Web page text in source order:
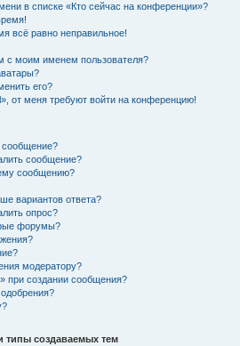
в списке «Кто сейчас на конференции»?
всё равно неправильное!
с моим именем пользователя?
его?
от меня требуют войти на конференцию!
сообщение?
сообщение?
сообщению?
вариантов ответа?
опрос?
форумы?
модератору?
при создании сообщения?
создаваемых тем